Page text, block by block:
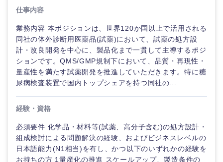
鳥取県 島根県
岡山県 広島県
山口県 徳島県
香川県 愛媛県
高知県
仕事内容
業務内容 本ポジションは、世界120か国以上で活用される
同社の体外診断用医薬品(試薬)において、試薬の処方設
計・改良開発を中心に、製品化まで一貫して主導するポジ
ションです。QMS/GMP規制下において、品質・再現性・
量産性を満たす試薬開発を推進していただきます。特に糖
尿病検査装置で国内トップシェアを持つ同社の...
経験・資格
必須要件 化学品・材料等(試薬、高分子含む)の処方設計・
組成検討による問題解決の経験、およびビジネスレベルの
日本語能力(N1相当)を有し、かつ以下のいずれかの経験を
お持ちの方 1量産化の推進 スケールアップ、製造条件の